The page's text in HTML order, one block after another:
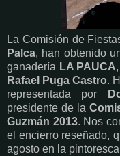
La Comisión de
Palca, han obtenido
ganadería LA PAUCA
Rafael Puga Castro.
representada por
presidente de la
Guzmán 2013. Nos
el encierro reseñado,
agosto en la